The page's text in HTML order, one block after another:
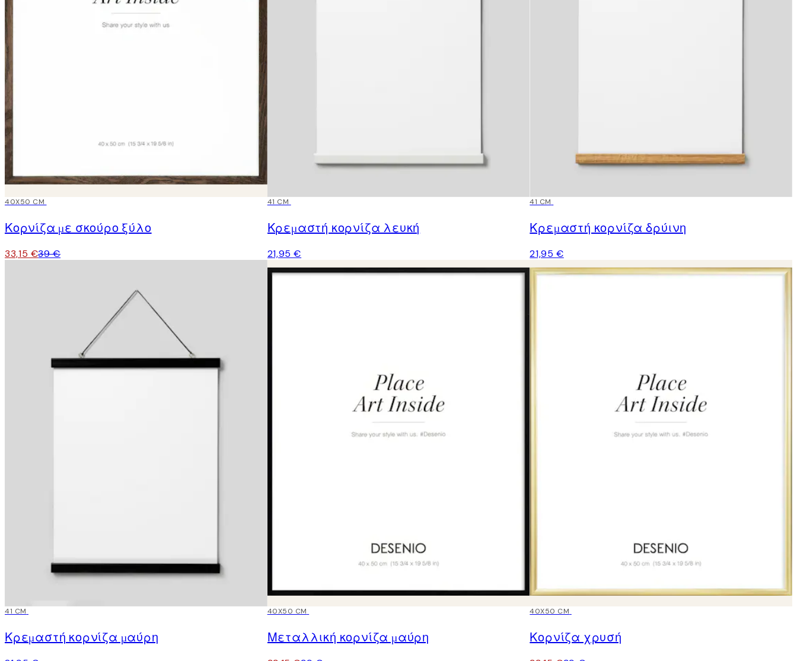
15%*
40X50 CM
Κορνίζα με σκούρο ξύλο
33,15 €39 €
41 CM
Κρεμαστή κορνίζα λευκή
21,95 €
41 CM
Κρεμαστή κορνίζα δρύινη
21,95 €
41 CM
Κρεμαστή κορνίζα μαύρη
15%*
40X50 CM
Μεταλλική κορνίζα μαύρη
15%*
40X50 CM
Κορνίζα χρυσή